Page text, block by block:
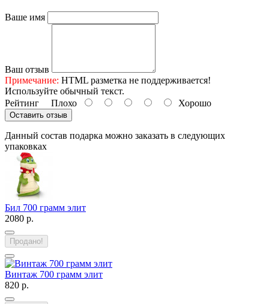
Ваше имя
Ваш отзыв
Примечание: HTML разметка не поддерживается!
Используйте обычный текст.
Рейтинг Плохо Хорошо
Оставить отзыв
Данный состав подарка можно заказать в следующих
упаковках
Бил 700 грамм элит
2080 р.
Продано!
Винтаж 700 грамм элит
820 р.